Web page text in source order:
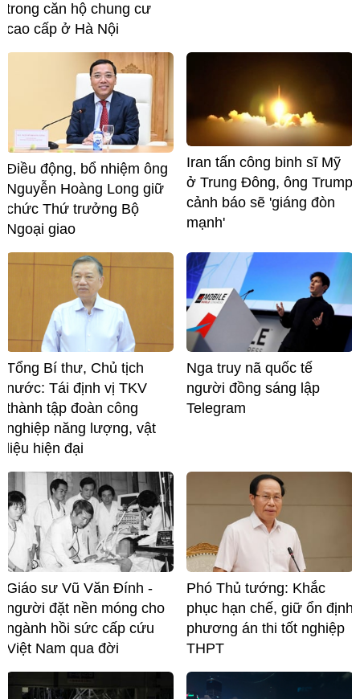
trong căn hộ chung cư
cao cấp ở Hà Nội
Điều động, bổ nhiệm ông
Nguyễn Hoàng Long giữ
chức Thứ trưởng Bộ
Ngoại giao
Iran tấn công binh sĩ Mỹ
ở Trung Đông, ông Trump
cảnh báo sẽ 'giáng đòn
mạnh'
Tổng Bí thư, Chủ tịch
nước: Tái định vị TKV
thành tập đoàn công
nghiệp năng lượng, vật
liệu hiện đại
Nga truy nã quốc tế
người đồng sáng lập
Telegram
Giáo sư Vũ Văn Đính -
người đặt nền móng cho
ngành hồi sức cấp cứu
Việt Nam qua đời
Phó Thủ tướng: Khắc
phục hạn chế, giữ ổn định
phương án thi tốt nghiệp
THPT